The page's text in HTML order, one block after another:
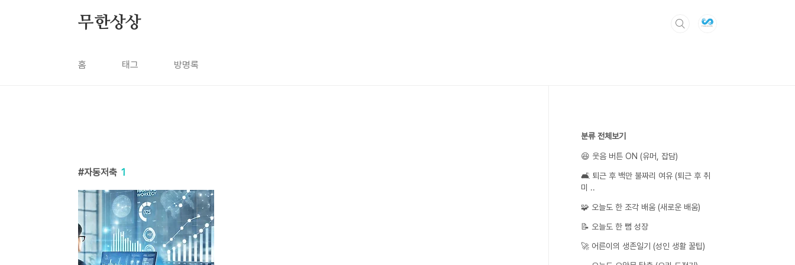
무한상상
홈 태그 방명록
자동저축 1
분류 전체보기
😆 웃음 버튼 ON (유머, 잡담)
🛋️ 퇴근 후 백만 불짜리 여유 (퇴근 후 취
미 ..
🧩 오늘도 한 조각 배움 (새로운 배움)
📝 오늘도 한 뼘 성장
🚀 어른이의 생존일기 (성인 생활 꿀팁)